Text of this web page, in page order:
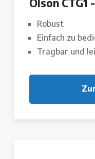
Olson
Robust
Einfach zu
Tragbar und